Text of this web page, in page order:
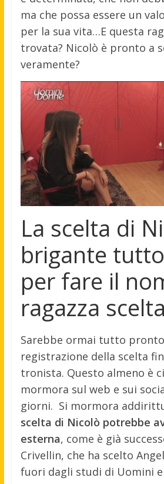
ma che possa essere un
per la sua vita…E questa
trovata? Nicolò è pronto a
veramente?
La scelta di
brigante
per fare il
ragazza
Sarebbe ormai tutto
registrazione della scelta
tronista. Questo almeno è
mormora sul web e sui
giorni. Si mormora
scelta di Nicolò potrebbe
esterna, come è già
Crivellin, che ha scelto
fuori dagli studi di Uomini e